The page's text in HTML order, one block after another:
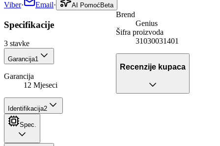
Viber· Email· AI Pomoć Beta
Specifikacije
3 stavke
Garancija1
Garancija
12 Mjeseci
Identifikacija2
Brend
Genius
Šifra proizvoda
31030031401
Recenzije kupaca
Spec.